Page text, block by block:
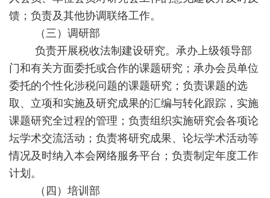
馈；负责及其他协调联络工作。
（三）调研部
负责开展税收法制建设研究。承办上级领导部
门和有关方面委托或合作的课题研究；承办会员单位
委托的个性化涉税问题的课题研究；负责课题的选
取、立项和实施及研究成果的汇编与转化跟踪，实施
课题研究全过程的管理；负责组织实施研究会各项论
坛学术交流活动；负责将研究成果、论坛学术活动等
情况及时纳入本会网络服务平台；负责制定年度工作
计划。
（四）培训部